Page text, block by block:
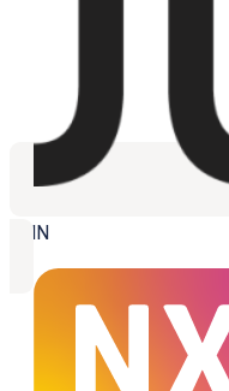
JUIN